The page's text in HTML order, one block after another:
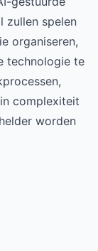
zullen spelen
organiseren,
technologie te
complexiteit
worden